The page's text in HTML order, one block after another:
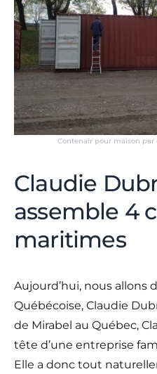
Contenair pour maison
Claudie
assemble 4
maritimes
Aujourd’hui, nous allons
Québécoise, Claudie
de Mirabel au Québec,
tête d’une entreprise
Elle a donc tout